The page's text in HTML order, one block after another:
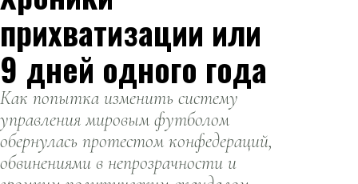
прихватизации или
9 дней одного года
Как попытка изменить систему
управления мировым футболом
обернулась протестом конфедераций,
обвинениями в непрозрачности и